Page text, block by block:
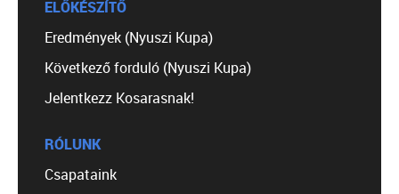
ELŐKÉSZÍTŐ
Eredmények (Nyuszi Kupa)
Következő forduló (Nyuszi Kupa)
Jelentkezz Kosarasnak!
RÓLUNK
Csapataink